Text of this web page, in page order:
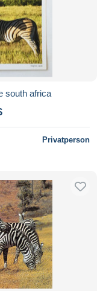
south africa
Privatperson